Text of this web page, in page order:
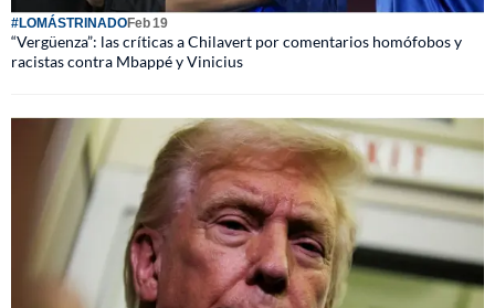
#LOMÁSTRINADOFeb 19
“Vergüenza”: las críticas a Chilavert por comentarios homófobos y
racistas contra Mbappé y Vinicius